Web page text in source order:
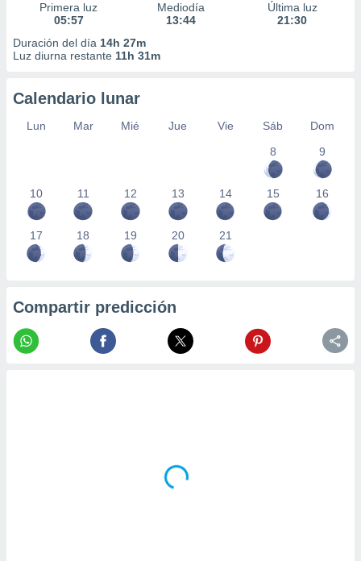
Primera luz
05:57
Mediodía
13:44
Última luz
21:30
Duración del día 14h 27m
Luz diurna restante 11h 31m
Calendario lunar
Lun Mar Mié Jue Vie Sáb
Dom
8
9
10 11 12 13 14 15 16
17 18 19 20 21
Compartir predicción